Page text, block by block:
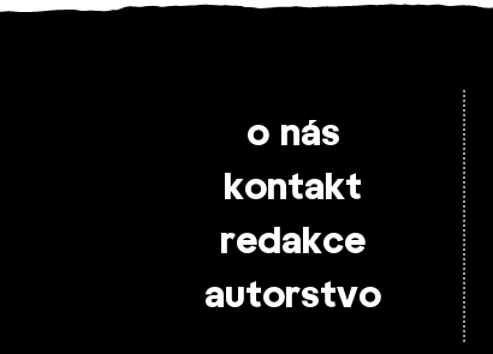
o nás
kontakt
redakce
autorstvo